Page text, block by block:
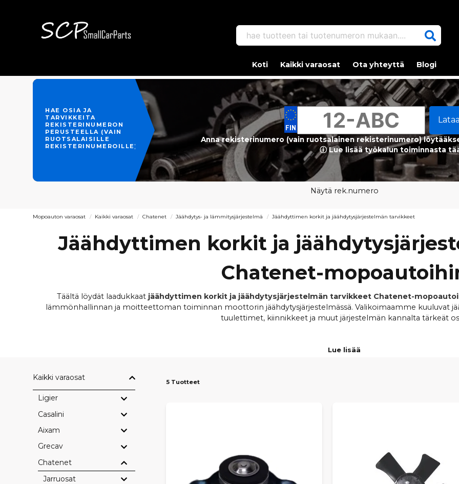
hae tuotteen tai tuotenumeron mukaan....
Koti Kaikki varaosat Ota yhteyttä Blogi
HAE OSIA JA
TARVIKKEITA
REKISTERINUMERON
PERUSTEELLA (VAIN
RUOTSALAISILLE
REKISTERINUMEROILLE)
Anna rekisterinumero (vain ruotsalainen rekisterinumero)
ⓘ Lue lisää työkalun toiminnasta
Näytä rek.numero
Mopoauton varaosat Kaikki varaosat Chatenet Jäähdytys- ja lämmitysjärjestelmä Jäähdyttimen korkit ja jäähdytysjärjestelmän tarvikkeet
Jäähdyttimen korkit ja
Chatenet-
Täältä löydät laadukkaat jäähdyttimen korkit ja jäähdytysjärjestelmän tarvikkeet Chatenet-
lämmönhallinnan ja moitteettoman toiminnan moottorin jäähdytysjärjestelmässä. Valikoimaamme kuuluvat
tuulettimet, kiinnikkeet ja muut järjestelmän kannalta tärkeät
oikean yhteensopivuuden
Toimiva jäähdyttimen korkki ja oikein toimiva jäähdytyspuhallin auttavat ylläpitämään vakaan moottorin
moottorin käyttöikää. Kuluneet tai vialliset osat voivat heikentää kylmänhallintaa merkittävästi. Tarjoamme
Lue lisää
Kaikki varaosat
Ligier
Casalini
Aixam
Grecav
Chatenet
Jarruosat
5 Tuotteet